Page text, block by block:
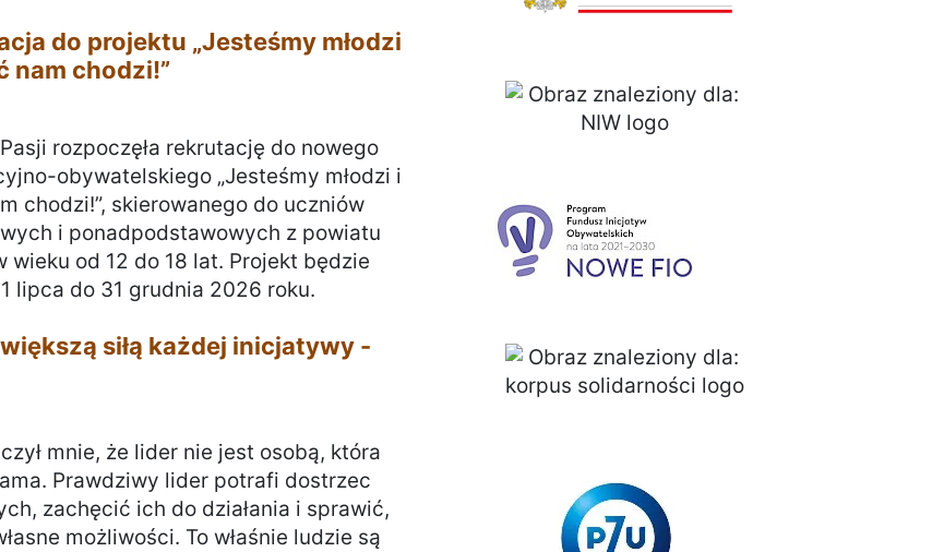
do projektu „Jesteśmy młodzi
nam chodzi!”
rozpoczęła rekrutację do nowego
obywatelskiego „Jesteśmy młodzi i
chodzi!”, skierowanego do uczniów
i ponadpodstawowych z powiatu
wieku od 12 do 18 lat. Projekt będzie
lipca do 31 grudnia 2026 roku.
siłą każdej inicjatywy -
mnie, że lider nie jest osobą, która
Prawdziwy lider potrafi dostrzec
zachęcić ich do działania i sprawić,
możliwości. To właśnie ludzie są